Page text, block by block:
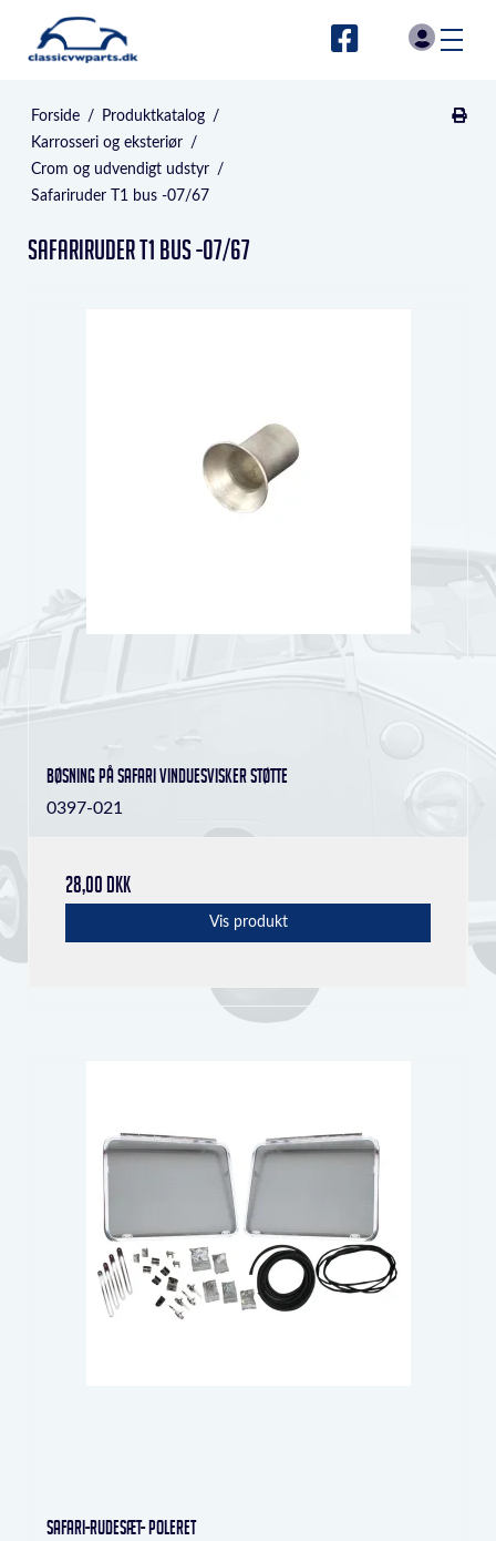
Forside / Produktkatalog /
Karrosseri og eksteriør /
Crom og udvendigt udstyr /
Safariruder T1 bus -07/67
Safariruder T1 bus -07/67
Bøsning på safari vinduesvisker støtte
0397-021
28,00 DKK
Vis produkt
Safari-rudesæt- poleret